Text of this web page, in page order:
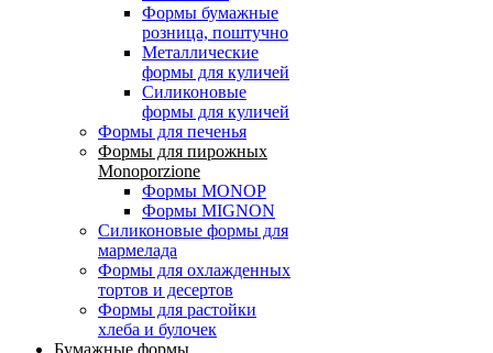
Формы бумажные
розница, поштучно
Металлические
формы для куличей
Силиконовые
формы для куличей
Формы для печенья
Формы для пирожных
Monoporzione
Формы MONOP
Формы MIGNON
Силиконовые формы для
мармелада
Формы для oхлажденных
тортов и десертов
Формы для растойки
хлеба и булочек